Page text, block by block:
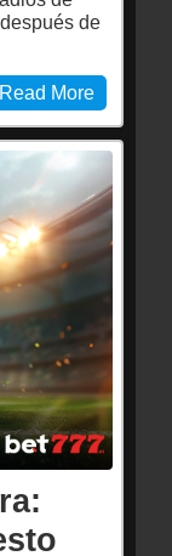
de
Read More